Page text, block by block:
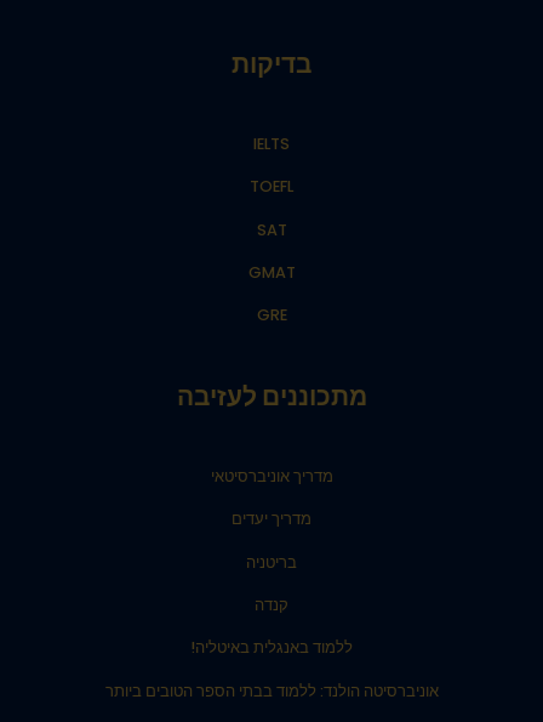
בדיקות
IELTS
TOEFL
SAT
GMAT
GRE
מתכוננים לעזיבה
מדריך אוניברסיטאי
מדריך יעדים
בריטניה
קנדה
ללמוד באנגלית באיטליה!
אוניברסיטה הולנד: ללמוד בבתי הספר הטובים ביותר